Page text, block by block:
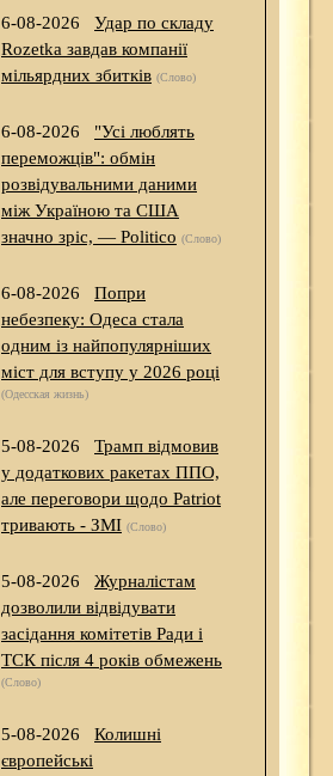
6-08-2026
Удар по складу
Rozetka завдав компанії
мільярдних збитків (Слово)
6-08-2026
"Усі люблять
переможців": обмін
розвідувальними даними
між Україною та США
значно зріс, — Politico (Слово)
6-08-2026
Попри
небезпеку: Одеса стала
одним із найпопулярніших
міст для вступу у 2026 році
(Одесская жизнь)
5-08-2026
Трамп відмовив
у додаткових ракетах ППО,
але переговори щодо Patriot
тривають - ЗМІ (Слово)
5-08-2026
Журналістам
дозволили відвідувати
засідання комітетів Ради і
ТСК після 4 років обмежень
(Слово)
5-08-2026
Колишні
європейські